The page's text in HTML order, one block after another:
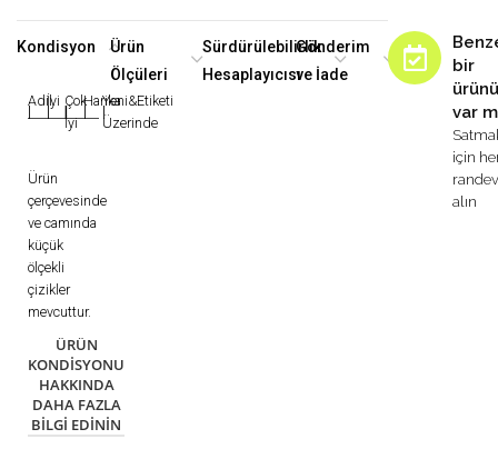
Kondisyon
Adilİyi
|
Çok
İyi
Harika
|
Yeni&Etiketi
Üzerinde
Ürün
çerçevesinde
ve camında
küçük
ölçekli
çizikler
mevcuttur.
ÜRÜN
KONDISYONU
HAKKINDA
DAHA FAZLA
BILGI EDININ
Ürün
Ölçüleri
Sürdürülebilirlik
Hesaplayıcısı
Gönderim
ve İade
bir
var
için
alın